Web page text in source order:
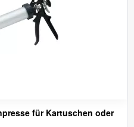
für Kartuschen oder